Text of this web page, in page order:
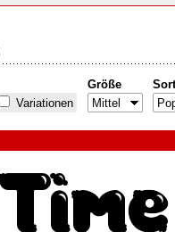
Variationen
Größe